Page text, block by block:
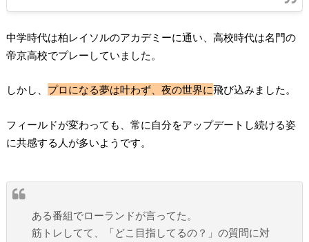
中学時代は柏レイソルのアカデミーに通い、高校時代は名門の
帝京高校でプレーしていました。
しかし、 プロになる夢は叶わず、夜の世界に飛び込みました。
フィールドが変わっても、常に自分をアップデートし続ける姿
に共感する人が多いようです。
ある番組でローランドが言ってた。
筋トレしてて、「どこ目指してるの？」の質問に対